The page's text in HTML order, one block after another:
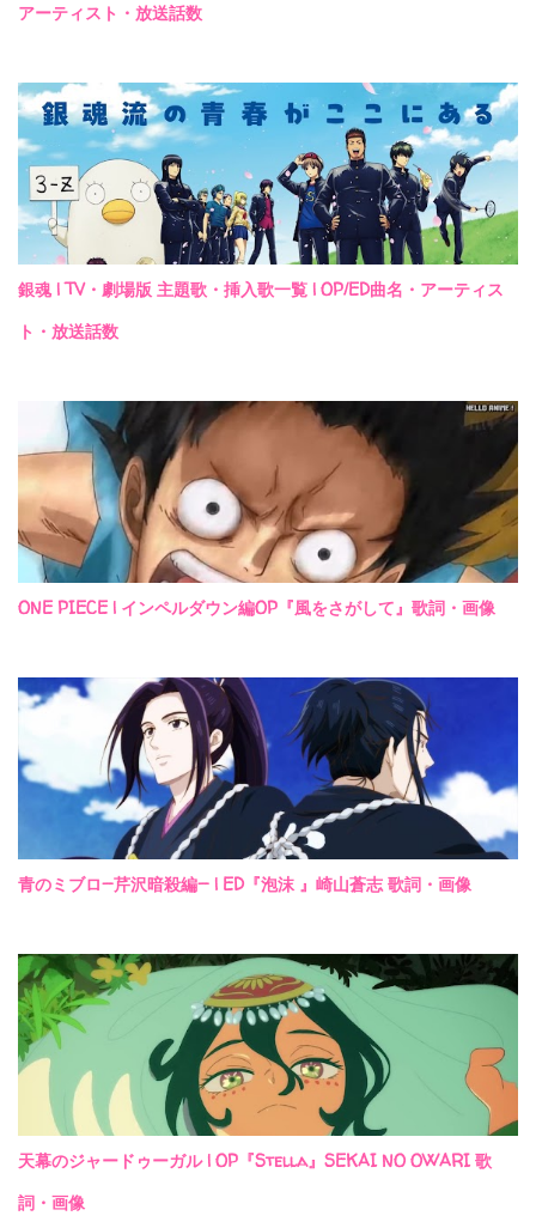
アーティスト・放送話数
銀魂 | TV・劇場版 主題歌・挿入歌一覧 | OP/ED曲名・アーティス
ト・放送話数
ONE PIECE | インペルダウン編OP『風をさがして』歌詞・画像
青のミブロ—芹沢暗殺編— | ED『泡沫 』崎山蒼志 歌詞・画像
天幕のジャードゥーガル | OP『Stella』SEKAI NO OWARI 歌
詞・画像